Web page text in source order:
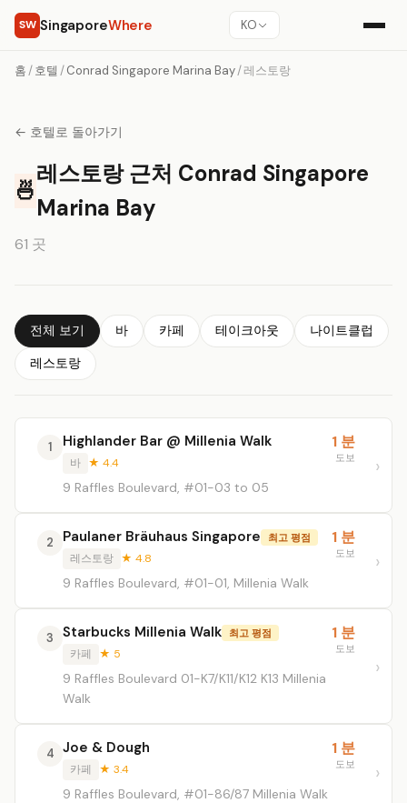
SW SingaporeWhere KO
홈 /호텔 /Conrad Singapore Marina Bay/레스토랑
← 호텔로 돌아가기
🍜
레스토랑 근처 Conrad Singapore
Marina Bay
61 곳
전체 보기 바 카페 테이크아웃 나이트클럽
레스토랑
1 Highlander Bar @ Millenia Walk
바 ★ 4.4
9 Raffles Boulevard, #01-03 to 05
1 분
도보
2 Paulaner Bräuhaus Singapore 최고 평점
레스토랑 ★ 4.8
9 Raffles Boulevard, #01-01, Millenia Walk
1 분
도보
3 Starbucks Millenia Walk 최고 평점
카페 ★ 5
9 Raffles Boulevard 01-K7/K11/K12 K13 Millenia
Walk
1 분
도보
4 Joe & Dough
카페 ★ 3.4
9 Raffles Boulevard, #01-86/87 Millenia Walk
1 분
도보